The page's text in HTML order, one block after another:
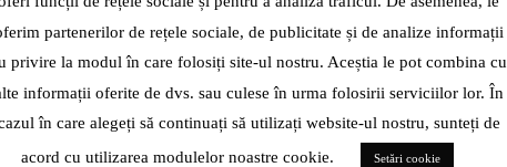
Tot ce mi-aș fi dorit să spun atunci când nu aveam pe nimeni
lângă mine să mă asculte. „Aceasta este
CITEȘTE ARTICOL
partenerilor de rețele sociale, de publicitate și de analize informații
privire la modul în care folosiți site-ul nostru. Aceștia le pot combina cu
informații oferite de dvs. sau culese în urma folosirii serviciilor lor. În
în care alegeți să continuați să utilizați website-ul nostru, sunteți de
acord cu utilizarea modulelor noastre cookie.
Setări cookie